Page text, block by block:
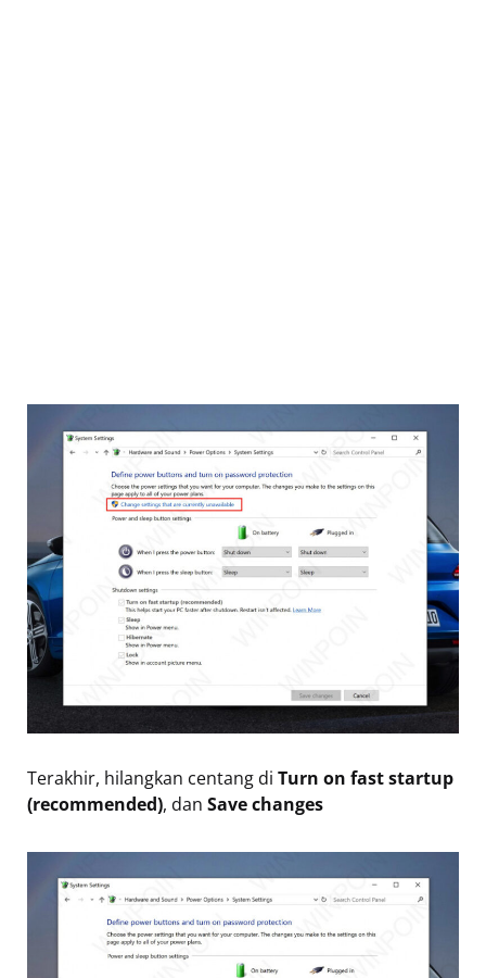
Terakhir, hilangkan centang di Turn on fast startup
(recommended), dan Save changes